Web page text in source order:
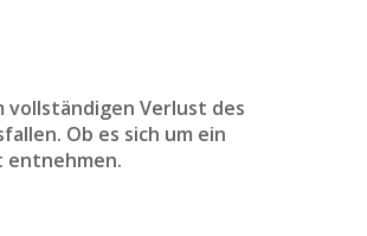
vollständigen Verlust des
Ob es sich um ein
entnehmen.